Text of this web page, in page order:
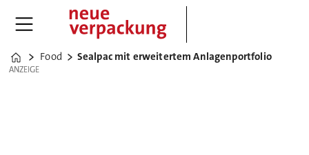
Home
Food Sealpac mit erweitertem Anlagenportfolio
ANZEIGE
ANZEIGE